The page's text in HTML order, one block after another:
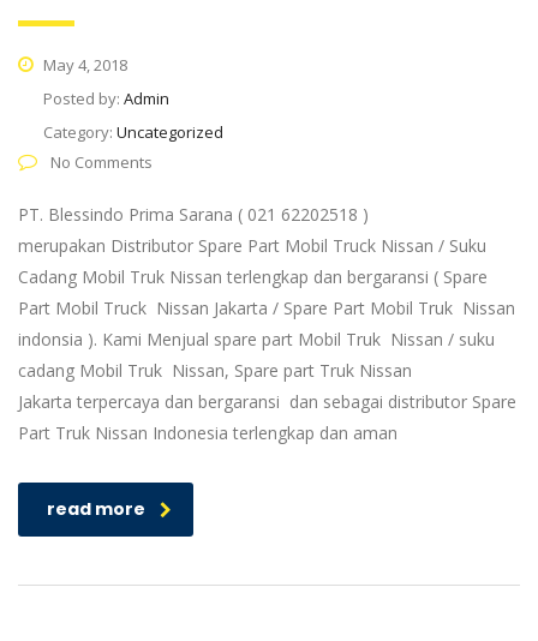
May 4, 2018
Posted by: Admin
Category: Uncategorized
No Comments
PT. Blessindo Prima Sarana ( 021 62202518 )
merupakan Distributor Spare Part Mobil Truck Nissan / Suku
Cadang Mobil Truk Nissan terlengkap dan bergaransi ( Spare
Part Mobil Truck Nissan Jakarta / Spare Part Mobil Truk Nissan
indonsia ). Kami Menjual spare part Mobil Truk Nissan / suku
cadang Mobil Truk Nissan, Spare part Truk Nissan
Jakarta terpercaya dan bergaransi dan sebagai distributor Spare
Part Truk Nissan Indonesia terlengkap dan aman
read more